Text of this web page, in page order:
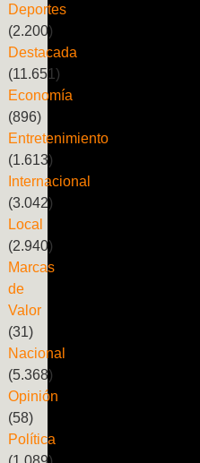
Deportes
(2.200)
Destacada
(11.651)
Economía
(896)
Entretenimiento
(1.613)
Internacional
(3.042)
Local
(2.940)
Marcas
de
Valor
(31)
Nacional
(5.368)
Opinión
(58)
Política